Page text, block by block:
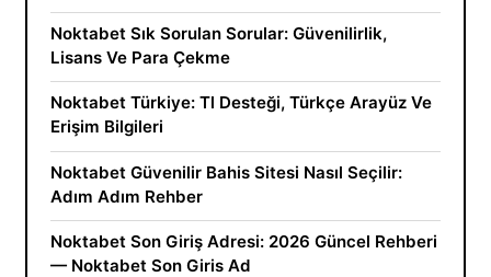
Noktabet Sık Sorulan Sorular: Güvenilirlik,
Lisans Ve Para Çekme
Noktabet Türkiye: Tl Desteği, Türkçe Arayüz Ve
Erişim Bilgileri
Noktabet Güvenilir Bahis Sitesi Nasıl Seçilir:
Adım Adım Rehber
Noktabet Son Giriş Adresi: 2026 Güncel Rehberi
— Noktabet Son Giris Ad